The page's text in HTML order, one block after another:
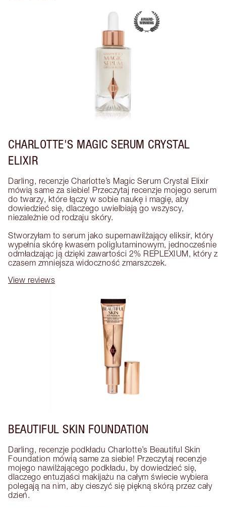
CHARLOTTE'S MAGIC SERUM CRYSTAL
ELIXIR
Darling, recenzje Charlotte’s Magic Serum Crystal Elixir
mówią same za siebie! Przeczytaj recenzje mojego serum
do twarzy, które łączy w sobie naukę i magię, aby
dowiedzieć się, dlaczego uwielbiają go wszyscy,
niezależnie od rodzaju skóry.
Stworzyłam to serum jako supernawilżający eliksir, który
wypełnia skórę kwasem poliglutaminowym, jednocześnie
odmładzając ją dzięki zawartości 2% REPLEXIUM, który z
czasem zmniejsza widoczność zmarszczek.
View reviews
BEAUTIFUL SKIN FOUNDATION
Darling, recenzje podkładu Charlotte’s Beautiful Skin
Foundation mówią same za siebie! Przeczytaj recenzje
mojego nawilżającego podkładu, by dowiedzieć się,
dlaczego entuzjaści makijażu na całym świecie wybiera
polegają na nim, aby cieszyć się piękną skórą przez cały
dzień.